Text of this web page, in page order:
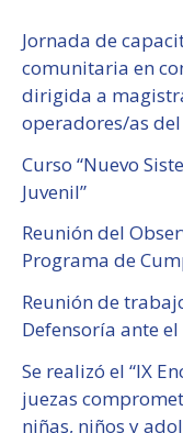
Jornada de
comunitaria en
dirigida a
operadores/as
Curso “Nuevo
Juvenil”
Reunión del
Programa de
Reunión de
Defensoría ante
Se realizó el “IX
juezas
niñas, niños y